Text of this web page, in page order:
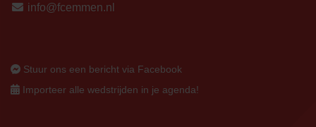
info@fcemmen.nl
Stuur ons een bericht via Facebook
Importeer alle wedstrijden in je agenda!